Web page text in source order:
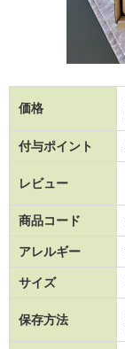
価格
付与ポイント
レビュー
商品コード
アレルギー
サイズ
保存方法